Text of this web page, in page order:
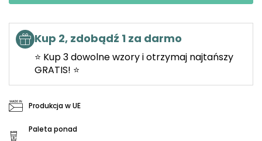
Kup 2, zdobądź 1 za darmo
⭐ Kup 3 dowolne wzory i otrzymaj najtańszy
GRATIS! ⭐
Produkcja w UE
Paleta ponad